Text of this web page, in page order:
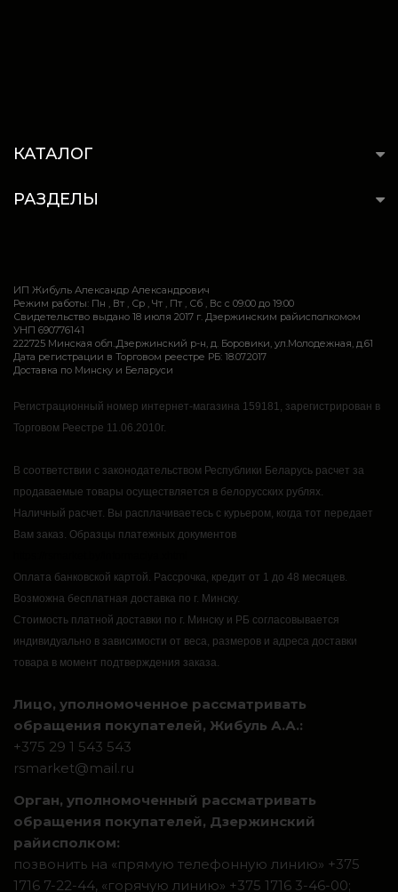
КАТАЛОГ
РАЗДЕЛЫ
ИП Жибуль Александр Александрович
Режим работы: Пн , Вт , Ср , Чт , Пт , Сб , Вс c 09:00 до 19:00
Свидетельство выдано 18 июля 2017 г. Дзержинским райисполкомом
УНП 690776141
222725 Минская обл.,Дзержинский р-н, д. Боровики, ул.Молодежная, д.61
Дата регистрации в Торговом реестре РБ: 18.07.2017
Доставка по Минску и Беларуси
Регистрационный номер интернет-магазина 159181, зарегистрирован в
Торговом Реестре 11.06.2010г.
В соответствии с законодательством Республики Беларусь расчет за
продаваемые товары осуществляется в белорусских рублях.
Наличный расчет. Вы расплачиваетесь с курьером, когда тот передает
Вам заказ. Образцы платежных документов
Оплата банковской картой. Рассрочка, кредит от 1 до 48 месяцев.
Возможна бесплатная доставка по г. Минску.
Стоимость платной доставки по г. Минску и РБ согласовывается
индивидуально в зависимости от веса, размеров и адреса доставки
товара в момент подтверждения заказа.
Лицо, уполномоченное рассматривать
обращения покупателей, Жибуль А.А.:
+375 29 1 543 543
rsmarket@mail.ru
Орган, уполномоченный рассматривать
обращения покупателей, Дзержинский
райисполком:
позвонить на «прямую телефонную линию» +375
1716 7-22-44, «горячую линию» +375 1716 3-46-00;